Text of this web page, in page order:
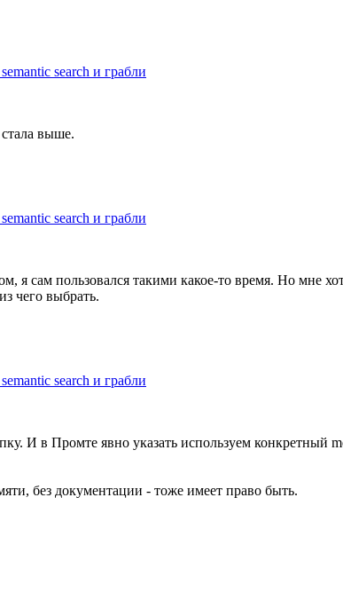
search и грабли
выше.
search и грабли
я сам пользовался такими какое-то время. Но мне
чего выбрать.
search и грабли
И в Промте явно указать используем конкретный
без документации - тоже имеет право быть.